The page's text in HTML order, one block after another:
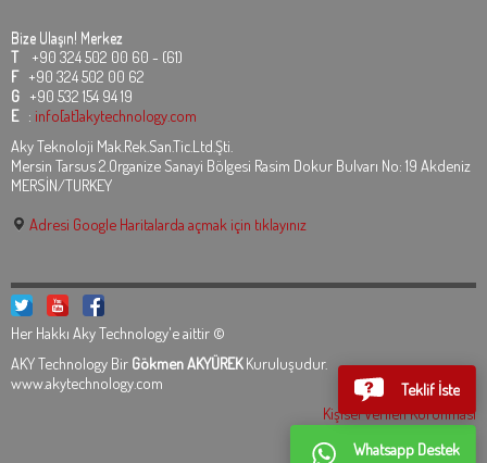
Bize Ulaşın! Merkez
T +90 324 502 00 60 - (61)
F +90 324 502 00 62
G +90 532 154 94 19
E : info[at]akytechnology.com
Aky Teknoloji Mak.Rek.San.Tic.Ltd.Şti.
Mersin Tarsus 2.Organize Sanayi Bölgesi Rasim Dokur Bulvarı No: 19 Akdeniz
MERSİN/TURKEY
Adresi Google Haritalarda açmak için tıklayınız
Her Hakkı Aky Technology'e aittir ©
AKY Technology Bir Gökmen AKYÜREKKuruluşudur.
www.akytechnology.com
Kişisel Verilen Korunması
Whatsapp Destek
Teklif İste